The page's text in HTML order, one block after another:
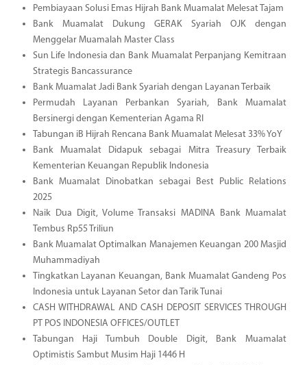
Pembiayaan Solusi Emas Hijrah Bank Muamalat Melesat Tajam
Bank Muamalat Dukung GERAK Syariah OJK dengan
Menggelar Muamalah Master Class
Sun Life Indonesia dan Bank Muamalat Perpanjang Kemitraan
Strategis Bancassurance
Bank Muamalat Jadi Bank Syariah dengan Layanan Terbaik
Permudah Layanan Perbankan Syariah, Bank Muamalat
Bersinergi dengan Kementerian Agama RI
Tabungan iB Hijrah Rencana Bank Muamalat Melesat 33% YoY
Bank Muamalat Didapuk sebagai Mitra Treasury Terbaik
Kementerian Keuangan Republik Indonesia
Bank Muamalat Dinobatkan sebagai Best Public Relations
2025
Naik Dua Digit, Volume Transaksi MADINA Bank Muamalat
Tembus Rp55 Triliun
Bank Muamalat Optimalkan Manajemen Keuangan 200 Masjid
Muhammadiyah
Tingkatkan Layanan Keuangan, Bank Muamalat Gandeng Pos
Indonesia untuk Layanan Setor dan Tarik Tunai
CASH WITHDRAWAL AND CASH DEPOSIT SERVICES THROUGH
PT POS INDONESIA OFFICES/OUTLET
Tabungan Haji Tumbuh Double Digit, Bank Muamalat
Optimistis Sambut Musim Haji 1446 H